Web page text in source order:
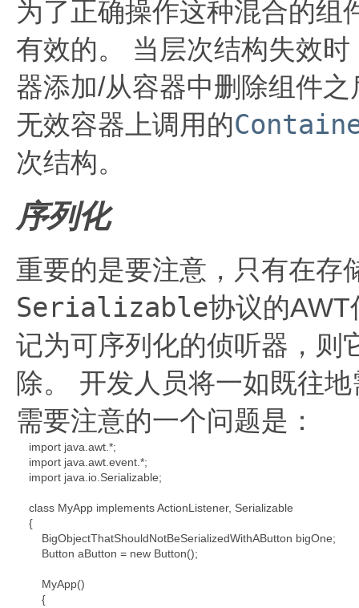
为了正确操作这种混合的组
有效的。
当层次结构失效
器添加/从容器中删除组件
无效容器上调用的
次结构。
序列化
重要的是要注意，只有在存
Serializable协议的AWT
记为可序列化的侦听器，则
除。
开发人员将一如既往
需要注意的一个问题是：
import java.awt.*;
    import java.awt.event.*;
    import java.io.Serializable;
    class MyApp implements ActionListener, Serializable
    {
        BigObjectThatShouldNotBeSerializedWithAButton bigOne;
        Button aButton = new Button();
        MyApp()
        {